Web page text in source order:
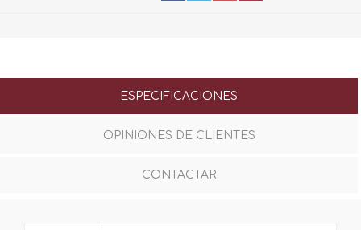
ESPECIFICACIONES
OPINIONES DE CLIENTES
CONTACTAR